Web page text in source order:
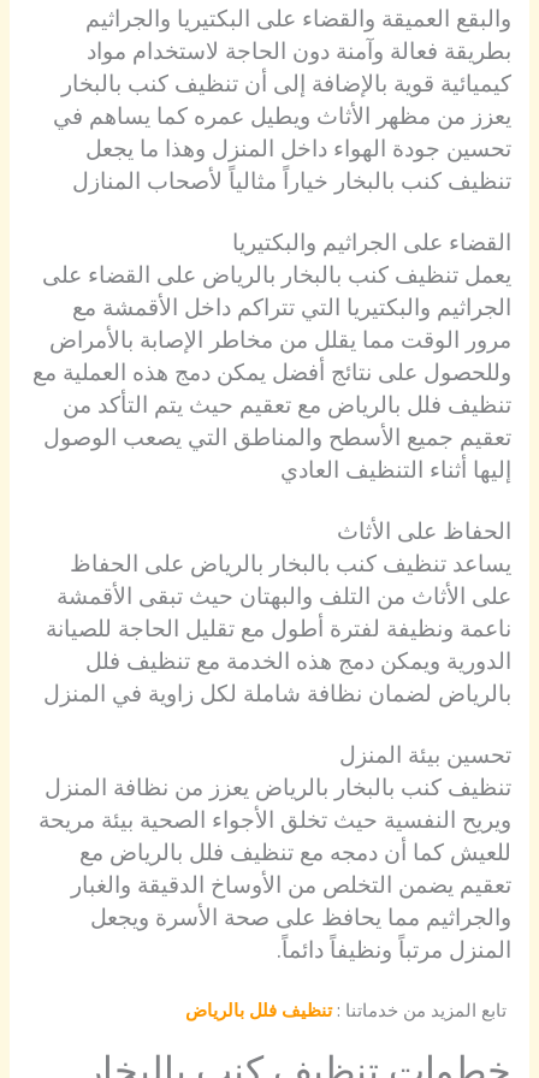
والبقع العميقة والقضاء على البكتيريا والجراثيم
بطريقة فعالة وآمنة دون الحاجة لاستخدام مواد
كيميائية قوية بالإضافة إلى أن تنظيف كنب بالبخار
يعزز من مظهر الأثاث ويطيل عمره كما يساهم في
تحسين جودة الهواء داخل المنزل وهذا ما يجعل
تنظيف كنب بالبخار خياراً مثالياً لأصحاب المنازل
القضاء على الجراثيم والبكتيريا
يعمل تنظيف كنب بالبخار بالرياض على القضاء على
الجراثيم والبكتيريا التي تتراكم داخل الأقمشة مع
مرور الوقت مما يقلل من مخاطر الإصابة بالأمراض
وللحصول على نتائج أفضل يمكن دمج هذه العملية مع
تنظيف فلل بالرياض مع تعقيم حيث يتم التأكد من
تعقيم جميع الأسطح والمناطق التي يصعب الوصول
إليها أثناء التنظيف العادي
الحفاظ على الأثاث
يساعد تنظيف كنب بالبخار بالرياض على الحفاظ
على الأثاث من التلف والبهتان حيث تبقى الأقمشة
ناعمة ونظيفة لفترة أطول مع تقليل الحاجة للصيانة
الدورية ويمكن دمج هذه الخدمة مع تنظيف فلل
بالرياض لضمان نظافة شاملة لكل زاوية في المنزل
تحسين بيئة المنزل
تنظيف كنب بالبخار بالرياض يعزز من نظافة المنزل
ويريح النفسية حيث تخلق الأجواء الصحية بيئة مريحة
للعيش كما أن دمجه مع تنظيف فلل بالرياض مع
تعقيم يضمن التخلص من الأوساخ الدقيقة والغبار
والجراثيم مما يحافظ على صحة الأسرة ويجعل
المنزل مرتباً ونظيفاً دائماً.
تابع المزيد من خدماتنا :تنظيف فلل بالرياض